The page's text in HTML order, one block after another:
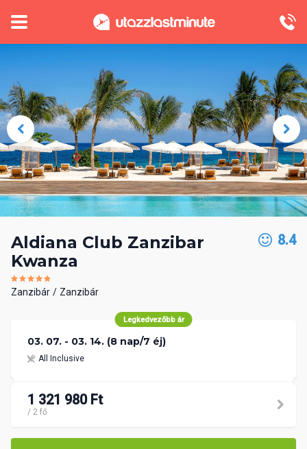
Aldiana Club Zanzibar
Kwanza
Zanzibár Zanzibár
8.4
Legkedvezőbb ár
03. 07. - 03. 14. (8 nap/7 éj)
All Inclusive
1 321 980 Ft
/ 2 fő